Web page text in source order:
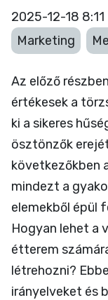
2025-12-18 8:11
Marketing
Az előző
értékesek a
ki a sikeres
ösztönzők
következőkben
mindezt a
elemekből épül
Hogyan lehet a
étterem
létrehozni?
irányelveket és